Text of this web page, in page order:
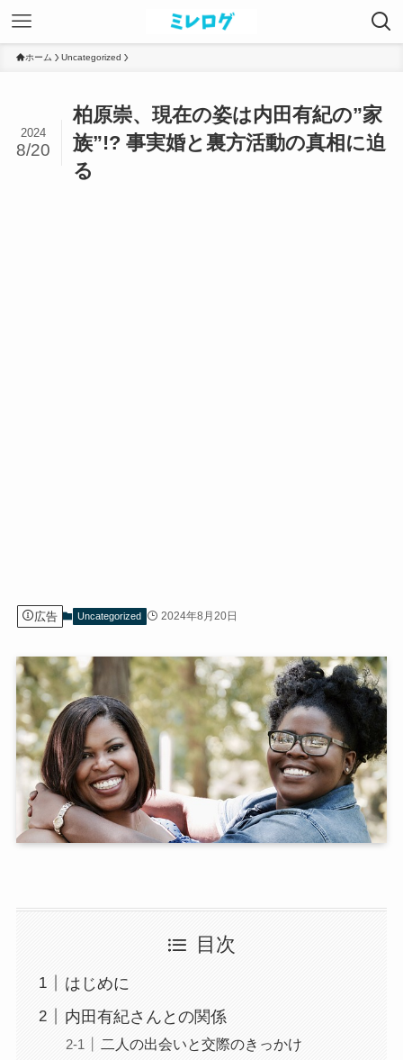
ホーム Uncategorized
柏原崇、現在の姿は内田有紀の”家
族”!? 事実婚と裏方活動の真相に迫
る
2024
8/20
広告 Uncategorized 2024年8月20日
目次
はじめに
内田有紀さんとの関係
二人の出会いと交際のきっかけ